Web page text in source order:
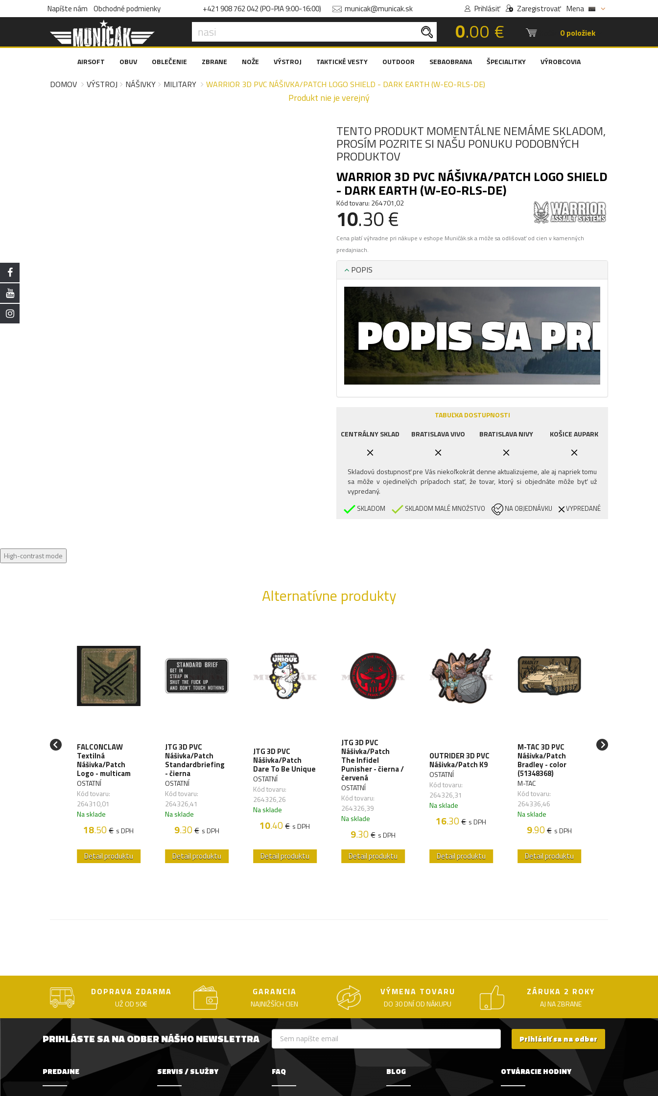
Napíšte nám Obchodné podmienky +421 908 762 042 (PO-PIA 9:00-16:00) municak@municak.sk Prihlásiť Zaregistrovať Mena
0.00 € 0 položiek
AIRSOFT OBUV OBLEČENIE ZBRANE NOŽE VÝSTROJ TAKTICKÉ VESTY OUTDOOR SEBAOBRANA ŠPECIALITKY VÝROBCOVIA
DOMOV VÝSTROJ NÁŠIVKY MILITARY WARRIOR 3D PVC NÁŠIVKA/PATCH LOGO SHIELD - DARK EARTH (W-EO-RLS-DE)
Produkt nie je verejný
TENTO PRODUKT MOMENTÁLNE NEMÁME SKLADOM,
PROSÍM POZRITE SI NAŠU PONUKU PODOBNÝCH
PRODUKTOV
WARRIOR 3D PVC NÁŠIVKA/PATCH LOGO SHIELD
- DARK EARTH (W-EO-RLS-DE)
Kód tovaru: 264701,02
10.30 €
Cena platí výhradne pri nákupe v eshope Muničák.sk a môže sa odlišovať od cien v kamenných
predajniach.
POPIS
TABUĽKA DOSTUPNOSTI
CENTRÁLNY SKLAD
BRATISLAVA VIVO BRATISLAVA NIVY KOŠICE AUPARK
Skladovú dostupnosť pre Vás niekoľkokrát denne aktualizujeme, ale aj napriek tomu
sa môže v ojedinelých prípadoch stať, že tovar, ktorý si objednáte môže byť už
vypredaný.
SKLADOM SKLADOM MALÉ MNOŽSTVO NA OBJEDNÁVKU VYPREDANÉ
High-contrast mode
Alternatívne produkty
FALCONCLAW
Textilná
Nášivka/Patch
Logo - multicam
OSTATNÍ
Kód tovaru:
264310,01
Na sklade
18.50€ s DPH
Detail produktu
JTG 3D PVC
Nášivka/Patch
Standardbriefing
- čierna
OSTATNÍ
Kód tovaru:
264326,41
Na sklade
9.30€ s DPH
Detail produktu
JTG 3D PVC
Nášivka/Patch
Dare To Be Unique
OSTATNÍ
Kód tovaru:
264326,26
Na sklade
10.40€ s DPH
Detail produktu
JTG 3D PVC
Nášivka/Patch
The Infidel
Punisher - čierna /
červená
OSTATNÍ
Kód tovaru:
264326,39
Na sklade
9.30€ s DPH
Detail produktu
OUTRIDER 3D PVC
Nášivka/Patch K9
OSTATNÍ
Kód tovaru:
264326,31
Na sklade
16.30€ s DPH
Detail produktu
M-TAC 3D PVC
Nášivka/Patch
Bradley - color
(51348368)
M-TAC
Kód tovaru:
264336,46
Na sklade
9.90€ s DPH
Detail produktu
JTG 3D PVC
DOPRAVA ZDARMA
UŽ OD 50€
GARANCIA
NAJNIŽŠÍCH CIEN
VÝMENA TOVARU
DO 30 DNÍ OD NÁKUPU
ZÁRUKA 2 ROKY
AJ NA ZBRANE
PRIHLÁSTE SA NA ODBER NÁŠHO NEWSLETTRA Prihlásiť sa na odber
PREDAJNE SERVIS / SLUŽBY FAQ BLOG OTVÁRACIE HODINY